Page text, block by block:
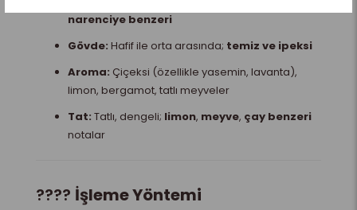
narenciye benzeri
Gövde: Hafif ile orta arasında; temiz ve ipeksi
Aroma: Çiçeksi (özellikle yasemin, lavanta),
limon, bergamot, tatlı meyveler
Tat: Tatlı, dengeli; limon, meyve, çay benzeri
notalar
???? İşleme Yöntemi